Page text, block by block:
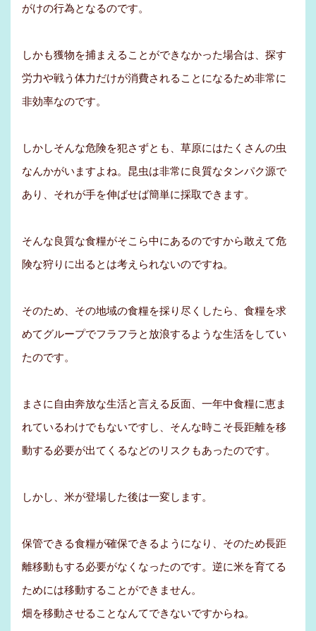
がけの行為となるのです。
しかも獲物を捕まえることができなかった場合は、探す
労力や戦う体力だけが消費されることになるため非常に
非効率なのです。
しかしそんな危険を犯さずとも、草原にはたくさんの虫
なんかがいますよね。昆虫は非常に良質なタンパク源で
あり、それが手を伸ばせば簡単に採取できます。
そんな良質な食糧がそこら中にあるのですから敢えて危
険な狩りに出るとは考えられないのですね。
そのため、その地域の食糧を採り尽くしたら、食糧を求
めてグループでフラフラと放浪するような生活をしてい
たのです。
まさに自由奔放な生活と言える反面、一年中食糧に恵ま
れているわけでもないですし、そんな時こそ長距離を移
動する必要が出てくるなどのリスクもあったのです。
しかし、米が登場した後は一変します。
保管できる食糧が確保できるようになり、そのため長距
離移動もする必要がなくなったのです。逆に米を育てる
ためには移動することができません。
畑を移動させることなんてできないですからね。